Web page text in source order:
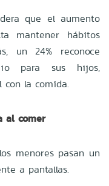
que el aumento
mantener hábitos
un 24% reconoce
para sus hijos,
con la comida.
al comer
menores pasan un
a pantallas.